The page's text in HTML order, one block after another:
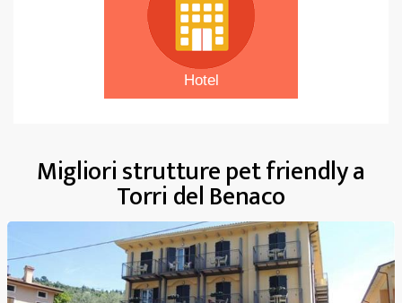
Hotel
Migliori strutture pet friendly a
Torri del Benaco